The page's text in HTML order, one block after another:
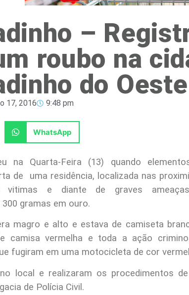
–
roubo na
do Oeste
17, 2016 9:48 pm
WhatsApp
na Quarta-Feira (13) quando
de uma residência, localizada nas
vitimas e diante de graves
gramas em ouro.
magro e alto e estava de camiseta
camisa vermelha e toda a ação
fugiram em uma motocicleta de cor
local e realizaram os procedimentos
de Polícia Civil.